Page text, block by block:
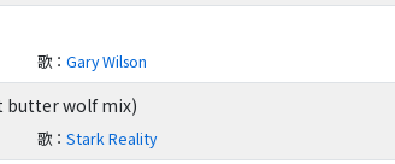
歌 ：Gary Wilson
butter wolf mix)
歌 ：Stark Reality